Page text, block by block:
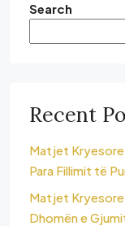
Search
Recent
Matjet Kryesore
Para Fillimit të
Matjet
Dhomën e